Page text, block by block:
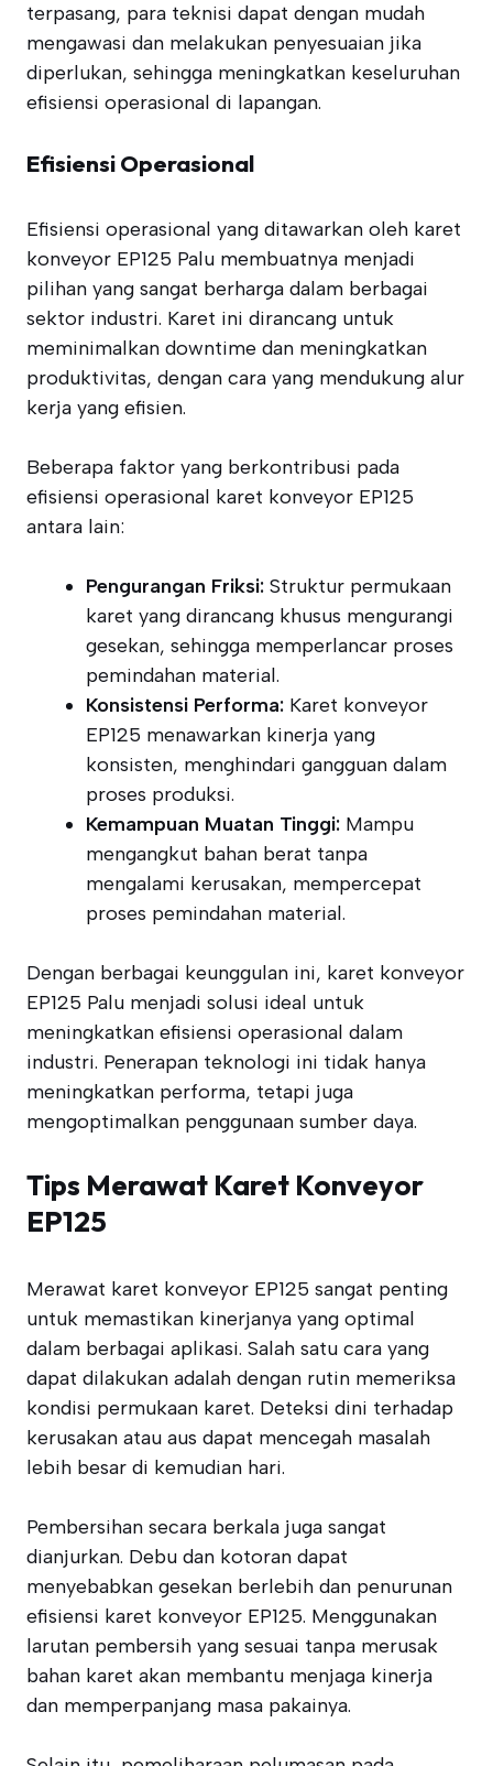
terpasang, para teknisi dapat dengan mudah
mengawasi dan melakukan penyesuaian jika
diperlukan, sehingga meningkatkan keseluruhan
efisiensi operasional di lapangan.
Efisiensi Operasional
Efisiensi operasional yang ditawarkan oleh karet
konveyor EP125 Palu membuatnya menjadi
pilihan yang sangat berharga dalam berbagai
sektor industri. Karet ini dirancang untuk
meminimalkan downtime dan meningkatkan
produktivitas, dengan cara yang mendukung alur
kerja yang efisien.
Beberapa faktor yang berkontribusi pada
efisiensi operasional karet konveyor EP125
antara lain:
Pengurangan Friksi: Struktur permukaan
karet yang dirancang khusus mengurangi
gesekan, sehingga memperlancar proses
pemindahan material.
Konsistensi Performa: Karet konveyor
EP125 menawarkan kinerja yang
konsisten, menghindari gangguan dalam
proses produksi.
Kemampuan Muatan Tinggi: Mampu
mengangkut bahan berat tanpa
mengalami kerusakan, mempercepat
proses pemindahan material.
Dengan berbagai keunggulan ini, karet konveyor
EP125 Palu menjadi solusi ideal untuk
meningkatkan efisiensi operasional dalam
industri. Penerapan teknologi ini tidak hanya
meningkatkan performa, tetapi juga
mengoptimalkan penggunaan sumber daya.
Tips Merawat Karet Konveyor
EP125
Merawat karet konveyor EP125 sangat penting
untuk memastikan kinerjanya yang optimal
dalam berbagai aplikasi. Salah satu cara yang
dapat dilakukan adalah dengan rutin memeriksa
kondisi permukaan karet. Deteksi dini terhadap
kerusakan atau aus dapat mencegah masalah
lebih besar di kemudian hari.
Pembersihan secara berkala juga sangat
dianjurkan. Debu dan kotoran dapat
menyebabkan gesekan berlebih dan penurunan
efisiensi karet konveyor EP125. Menggunakan
larutan pembersih yang sesuai tanpa merusak
bahan karet akan membantu menjaga kinerja
dan memperpanjang masa pakainya.